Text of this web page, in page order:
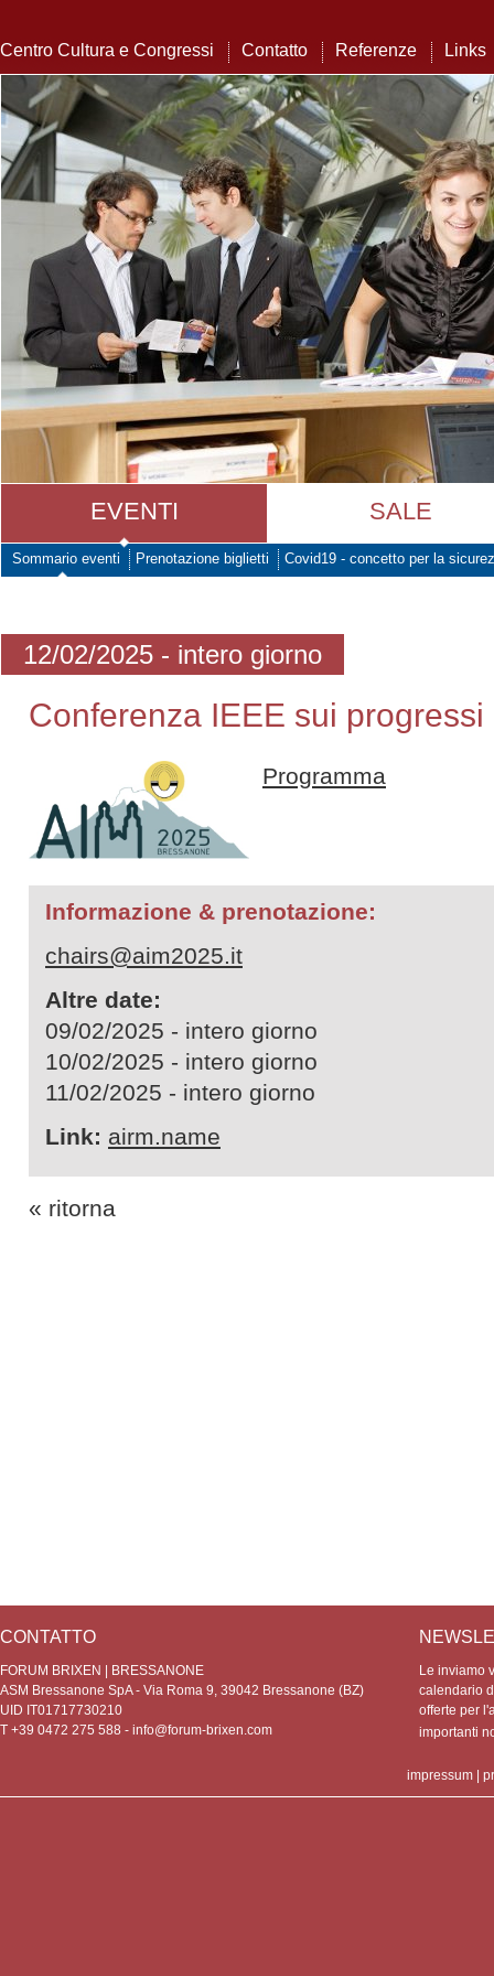
Centro Cultura e Congressi Contatto Referenze Links
EVENTI SALE
Sommario eventi Prenotazione biglietti Covid19 - concetto per la
12/02/2025 - intero giorno
Conferenza IEEE sui
Programma
Informazione & prenotazione:
chairs@aim2025.it
Altre date:
09/02/2025 - intero giorno
10/02/2025 - intero giorno
11/02/2025 - intero giorno
Link: airm.name
« ritorna
CONTATTO
FORUM BRIXEN | BRESSANONE
ASM Bressanone SpA - Via Roma 9, 39042 Bressanone (BZ)
UID IT01717730210
T +39 0472 275 588 - info@forum-brixen.com
Le inviamo
calendario
offerte per
importanti
impressum